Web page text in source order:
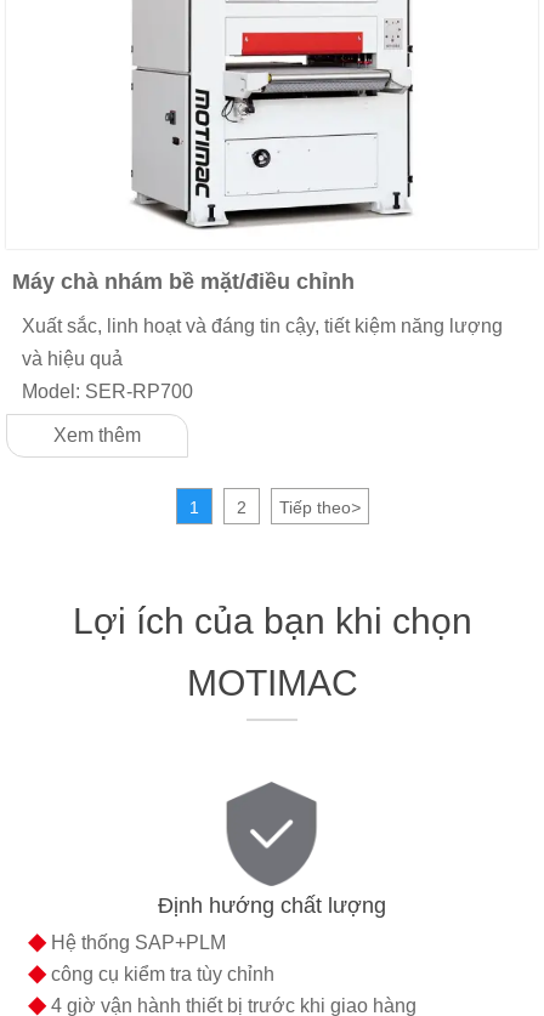
Máy chà nhám bề mặt/điều chỉnh
Xuất sắc, linh hoạt và đáng tin cậy, tiết kiệm năng lượng
và hiệu quả
Model: SER-RP700
Xem thêm
1 2 Tiếp theo>
Lợi ích của bạn khi chọn
MOTIMAC
Định hướng chất lượng
◆Hệ thống SAP+PLM
◆công cụ kiểm tra tùy chỉnh
◆4 giờ vận hành thiết bị trước khi giao hàng